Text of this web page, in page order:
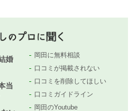
婚
当
岡田に無料相談
口コミが掲載されない
口コミを削除してほしい
口コミガイドライン
岡田のYoutube